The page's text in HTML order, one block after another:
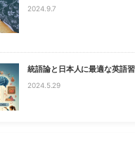
2024.9.7
統語論と日本人に最適な英語
2024.5.29